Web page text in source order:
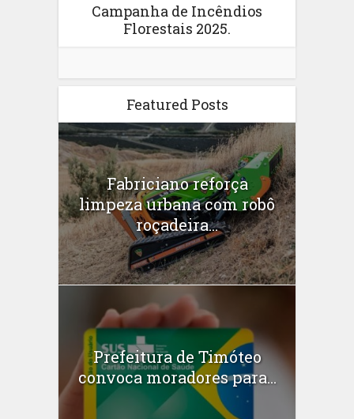
Campanha de Incêndios
Florestais 2025.
Featured Posts
Fabriciano reforça
limpeza urbana com robô
roçadeira...
Prefeitura de Timóteo
convoca moradores para...